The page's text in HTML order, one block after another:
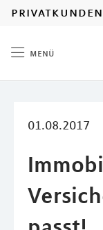
privatkunden
menü
01.08.2017